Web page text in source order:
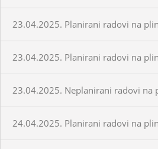
23.04.2025. Planirani radovi na
23.04.2025. Planirani radovi na
23.04.2025. Neplanirani radovi na
24.04.2025. Planirani radovi na